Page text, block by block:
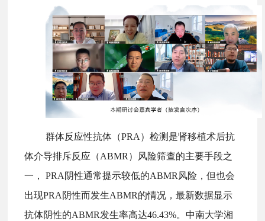
群体反应性抗体（PRA）检测是肾移植术后抗
体介导排斥反应（ABMR）风险筛查的主要手段之
一， PRA阴性通常提示较低的ABMR风险，但也会
出现PRA阴性而发生ABMR的情况，最新数据显示
抗体阴性的ABMR发生率高达46.43%。中南大学湘